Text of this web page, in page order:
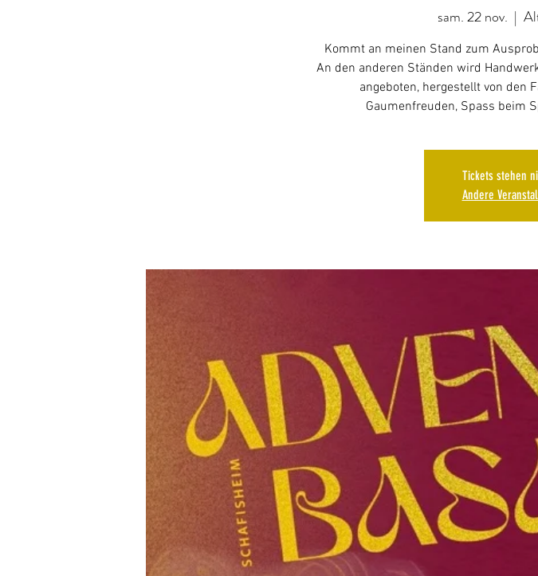
sam. 22 nov.
  |
Kommt an meinen Stand zum
An den anderen Ständen wird
angeboten, hergestellt von den
Gaumenfreuden, Spass beim
Tickets stehen
Andere